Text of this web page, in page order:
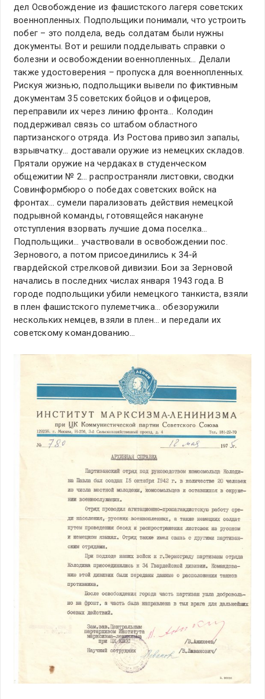
дел Освобождение из фашистского лагеря советских
военнопленных. Подпольщики понимали, что устроить
побег – это полдела, ведь солдатам были нужны
документы. Вот и решили подделывать справки о
болезни и освобождении военнопленных… Делали
также удостоверения – пропуска для военнопленных.
Рискуя жизнью, подпольщики вывели по фиктивным
документам 35 советских бойцов и офицеров,
переправили их через линию фронта… Колодин
поддерживал связь со штабом областного
партизанского отряда. Из Ростова привозил запалы,
взрывчатку… доставали оружие из немецких складов.
Прятали оружие на чердаках в студенческом
общежитии № 2… распространяли листовки, сводки
Совинформбюро о победах советских войск на
фронтах… сумели парализовать действия немецкой
подрывной команды, готовящейся накануне
отступления взорвать лучшие дома поселка…
Подпольщики… участвовали в освобождении пос.
Зернового, а потом присоединились к 34-й
гвардейской стрелковой дивизии. Бои за Зерновой
начались в последних числах января 1943 года. В
городе подпольщики убили немецкого танкиста, взяли
в плен фашистского пулеметчика… обезоружили
нескольких немцев, взяли в плен… и передали их
советскому командованию…